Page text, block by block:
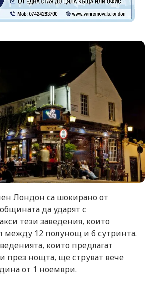
Лондон са шокирано от
да ударят с
тези заведения, които
между 12 полунощ и 6 сутринта.
които предлагат
през нощта, ще струват вече
от 1 ноември.